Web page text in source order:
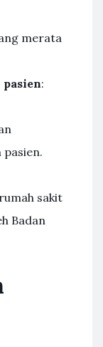
merata
:
sakit
Badan